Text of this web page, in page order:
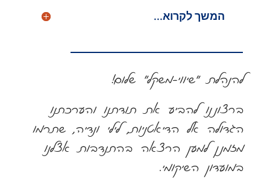
המשך לקרוא...
להנהלת "שיווי-משקל" שלום!
ברצוננו להביע את תודתנו והערכתנו
הגדולה אל הדיאטניות, לילי ונדיה, שתרמו
מזמנן למען הרצאה בהתנדבות אצלנו
במועדון השיקומי.